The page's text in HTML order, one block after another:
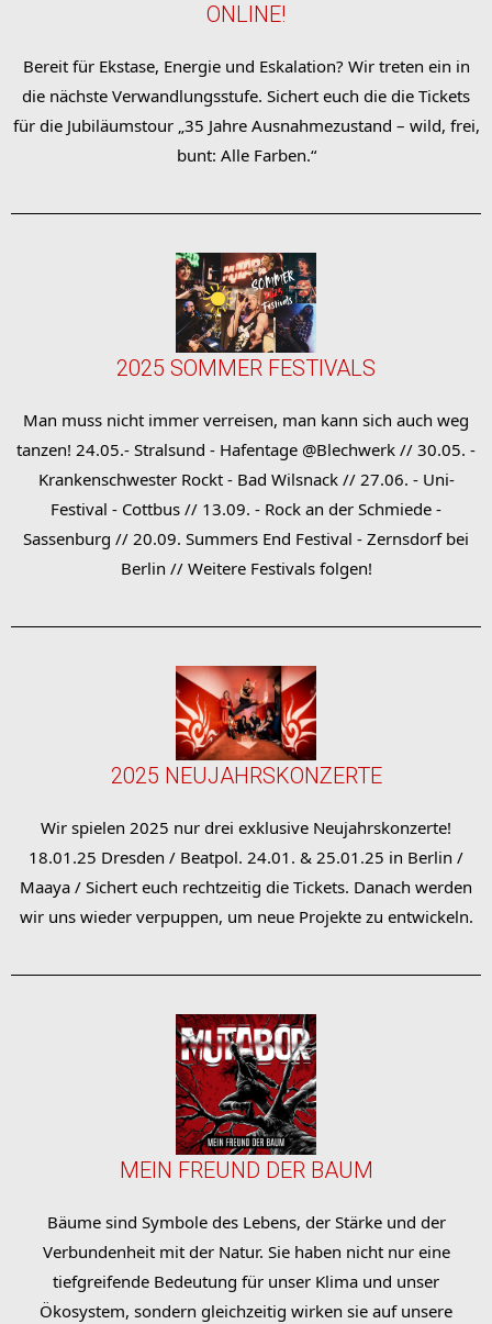
ONLINE!
Bereit für Ekstase, Energie und Eskalation? Wir treten ein in
die nächste Verwandlungsstufe. Sichert euch die die Tickets
für die Jubiläumstour „35 Jahre Ausnahmezustand – wild, frei,
bunt: Alle Farben.“
2025 SOMMER FESTIVALS
Man muss nicht immer verreisen, man kann sich auch weg
tanzen! 24.05.- Stralsund - Hafentage @Blechwerk // 30.05. -
Krankenschwester Rockt - Bad Wilsnack // 27.06. - Uni-
Festival - Cottbus // 13.09. - Rock an der Schmiede -
Sassenburg // 20.09. Summers End Festival - Zernsdorf bei
Berlin // Weitere Festivals folgen!
2025 NEUJAHRSKONZERTE
Wir spielen 2025 nur drei exklusive Neujahrskonzerte!
18.01.25 Dresden / Beatpol. 24.01. & 25.01.25 in Berlin /
Maaya / Sichert euch rechtzeitig die Tickets. Danach werden
wir uns wieder verpuppen, um neue Projekte zu entwickeln.
MEIN FREUND DER BAUM
Bäume sind Symbole des Lebens, der Stärke und der
Verbundenheit mit der Natur. Sie haben nicht nur eine
tiefgreifende Bedeutung für unser Klima und unser
Ökosystem, sondern gleichzeitig wirken sie auf unsere